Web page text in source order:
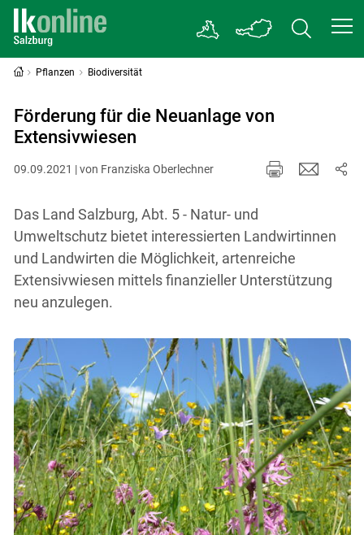
Pflanzen Biodiversität
Förderung für die Neuanlage von
Extensivwiesen
09.09.2021 | von Franziska Oberlechner
Das Land Salzburg, Abt. 5 - Natur- und
Umweltschutz bietet interessierten Landwirtinnen
und Landwirten die Möglichkeit, artenreiche
Extensivwiesen mittels finanzieller Unterstützung
neu anzulegen.